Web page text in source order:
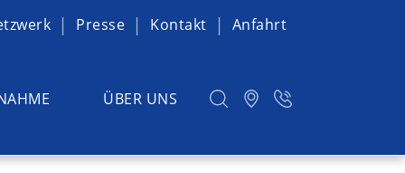
Presse Kontakt Anfahrt
ÜBER UNS